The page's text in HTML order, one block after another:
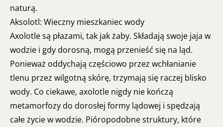
naturą.
Aksolotl: Wieczny mieszkaniec wody
Axolotle są płazami, tak jak żaby. Składają swoje jaja w
wodzie i gdy dorosną, mogą przenieść się na ląd.
Ponieważ oddychają częściowo przez wchłanianie
tlenu przez wilgotną skórę, trzymają się raczej blisko
wody. Co ciekawe, axolotle nigdy nie kończą
metamorfozy do dorosłej formy lądowej i spędzają
całe życie w wodzie. Pióropodobne struktury, które